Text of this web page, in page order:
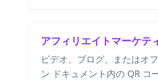
アフィリエイトマーケテ
ビデオ、ブログ、またはオ
ン ドキュメント内の QR コ